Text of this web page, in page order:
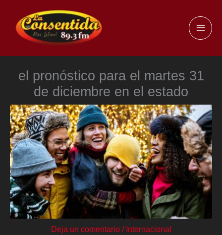
contenido
el pronóstico para el martes 31
de diciembre en el estado
Deja un comentario / Internacional